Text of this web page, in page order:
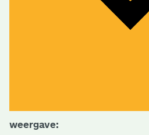
weergave: